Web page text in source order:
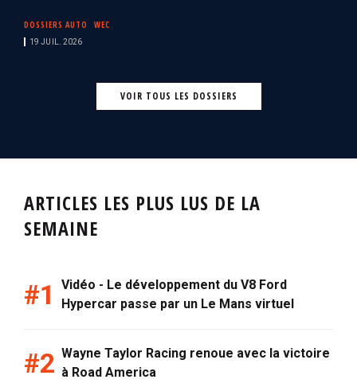
DOSSIERS AUTO WEC
19 JUIL. 2026
VOIR TOUS LES DOSSIERS
ARTICLES LES PLUS LUS DE LA
SEMAINE
Vidéo - Le développement du V8 Ford
Hypercar passe par un Le Mans virtuel
Wayne Taylor Racing renoue avec la victoire
à Road America